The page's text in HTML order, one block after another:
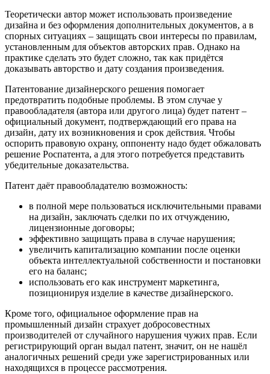
Теоретически автор может использовать произведение
дизайна и без оформления дополнительных документов, а в
спорных ситуациях – защищать свои интересы по правилам,
установленным для объектов авторских прав. Однако на
практике сделать это будет сложно, так как придётся
доказывать авторство и дату создания произведения.
Патентование дизайнерского решения помогает
предотвратить подобные проблемы. В этом случае у
правообладателя (автора или другого лица) будет патент –
официальный документ, подтверждающий его права на
дизайн, дату их возникновения и срок действия. Чтобы
оспорить правовую охрану, оппоненту надо будет обжаловать
решение Роспатента, а для этого потребуется представить
убедительные доказательства.
Патент даёт правообладателю возможность:
в полной мере пользоваться исключительными правами
на дизайн, заключать сделки по их отчуждению,
лицензионные договоры;
эффективно защищать права в случае нарушения;
увеличить капитализацию компании после оценки
объекта интеллектуальной собственности и постановки
его на баланс;
использовать его как инструмент маркетинга,
позиционируя изделие в качестве дизайнерского.
Кроме того, официальное оформление прав на
промышленный дизайн страхует добросовестных
производителей от случайного нарушения чужих прав. Если
регистрирующий орган выдал патент, значит, он не нашёл
аналогичных решений среди уже зарегистрированных или
находящихся в процессе рассмотрения.